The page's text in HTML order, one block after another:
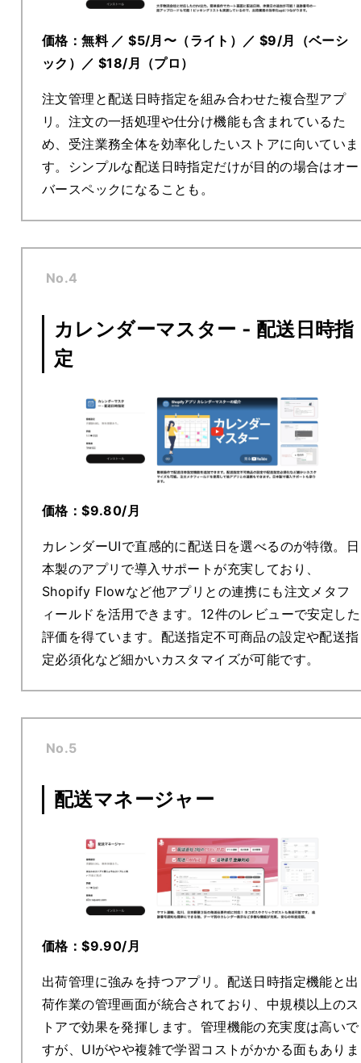
価格：無料／$5/月〜（ライト）／ $9/月（ベーシ
ック）／ $18/月（プロ）
注文管理と配送日時指定を組み合わせた複合型アプ
リ。注文の一括処理や仕分け機能も含まれているた
め、受注業務全体を効率化したいストアに向いていま
す。シンプルな配送日時指定だけが目的の場合はオー
バースペックになることも。
No.4
カレンダーマスター ‑ 配送日時指
定
価格：$9.80/月
カレンダーUIで直感的に配送日を選べるのが特徴。日
本製のアプリで導入サポートが充実しており、
Shopify Flowなど他アプリとの連携にも注文メタフ
ィールドを活用できます。12件のレビューで安定した
評価を得ています。配送指定不可商品の設定や配送指
定必須化など細かいカスタマイズが可能です。
No.5
配送マネージャー
価格：$9.90/月
出荷管理に強みを持つアプリ。配送日時指定機能と出
荷作業の管理画面が統合されており、中規模以上のス
トアで効果を発揮します。管理機能の充実度は高いで
すが、UIがやや複雑で学習コストがかかる面もありま